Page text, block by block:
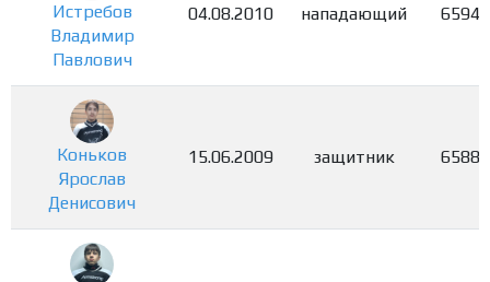
Истребов
Владимир
Павлович
04.08.2010 нападающий 6594
Коньков
Ярослав
Денисович
15.06.2009 защитник 6588